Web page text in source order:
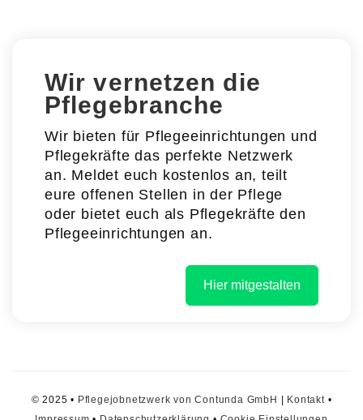
Wir vernetzen die
Pflegebranche
Wir bieten für Pflegeeinrichtungen und
Pflegekräfte das perfekte Netzwerk
an. Meldet euch kostenlos an, teilt
eure offenen Stellen in der Pflege
oder bietet euch als Pflegekräfte den
Pflegeeinrichtungen an.
Hier mitgestalten
© 2025 • Pflegejobnetzwerk von Contunda GmbH Kontakt•